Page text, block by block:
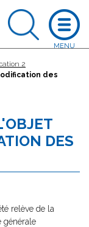
2
des
DES
relève de la
générale